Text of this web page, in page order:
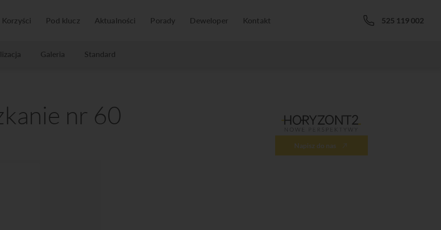
Korzyści Pod klucz Aktualności Porady Deweloper Kontakt 525 119 002
Galeria Standard
nr 60
Napisz do nas